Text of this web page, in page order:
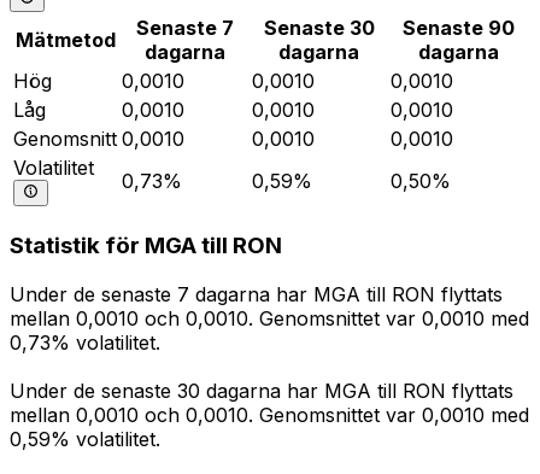
Mätmetod
Senaste 7
dagarna
Senaste 30
dagarna
Senaste 90
dagarna
Hög
0,0010 0,0010
0,0010
Låg
0,0010 0,0010
0,0010
Genomsnitt 0,0010 0,0010
0,0010
Volatilitet
0,73% 0,59% 0,50%
Statistik för MGA till RON
Under de senaste 7 dagarna har MGA till RON flyttats
mellan 0,0010 och 0,0010. Genomsnittet var 0,0010 med
0,73% volatilitet.
Under de senaste 30 dagarna har MGA till RON flyttats
mellan 0,0010 och 0,0010. Genomsnittet var 0,0010 med
0,59% volatilitet.